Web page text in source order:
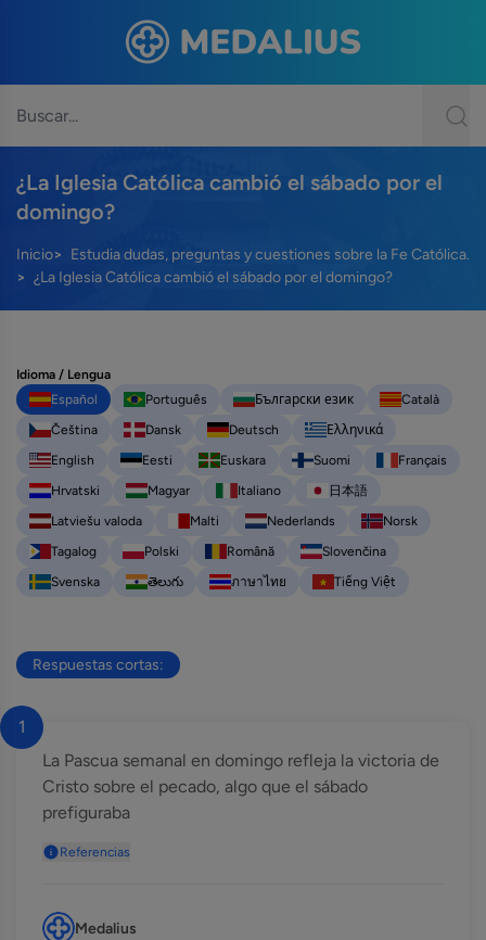
¿La Iglesia Católica cambió el sábado por el
domingo?
Inicio
Estudia dudas, preguntas y cuestiones sobre la Fe Católica.
¿La Iglesia Católica cambió el sábado por el domingo?
Idioma / Lengua
Español
Português Български език
Català
Čeština
Dansk Deutsch
Ελληνικά
English
Eesti Euskara Suomi
Français
Hrvatski
Magyar Italiano
日本語
Latviešu valoda
Malti Nederlands
Norsk
Tagalog
Polski Română
Slovenčina
Svenska
తెలుగు ภาษาไทย Tiếng Việt
Respuestas cortas:
1
La Pascua semanal en domingo refleja la victoria de
Cristo sobre el pecado, algo que el sábado
prefiguraba
Referencias
Medalius